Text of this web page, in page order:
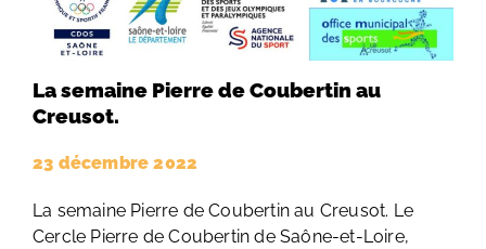
La semaine Pierre de Coubertin au
Creusot.
23 décembre 2022
La semaine Pierre de Coubertin au Creusot. Le
Cercle Pierre de Coubertin de Saône-et-Loire,